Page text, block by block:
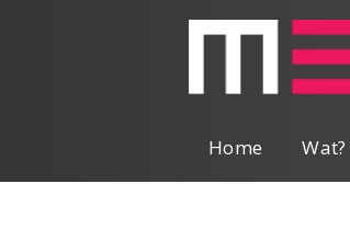
Home Wat?